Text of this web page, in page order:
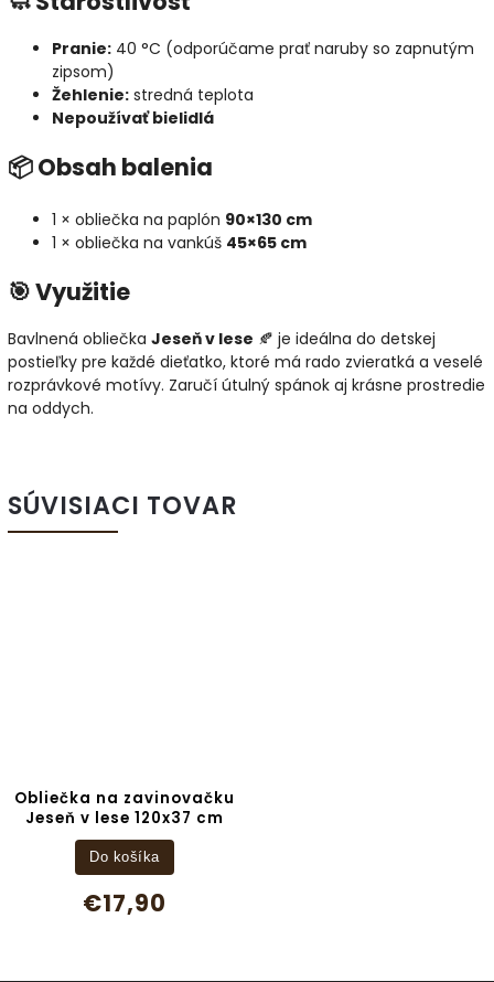
Pranie: 40 °C (odporúčame prať naruby so zapnutým
zipsom)
Žehlenie: stredná teplota
Nepoužívať bielidlá
📦 Obsah balenia
1 × obliečka na paplón 90×130 cm
1 × obliečka na vankúš 45×65 cm
🎯 Využitie
Bavlnená obliečka Jeseň v lese 🍂 je ideálna do detskej
postieľky pre každé dieťatko, ktoré má rado zvieratká a veselé
rozprávkové motívy. Zaručí útulný spánok aj krásne prostredie
na oddych.
SÚVISIACI TOVAR
Obliečka na zavinovačku
Jeseň v lese 120x37 cm
€17,90
Do košíka